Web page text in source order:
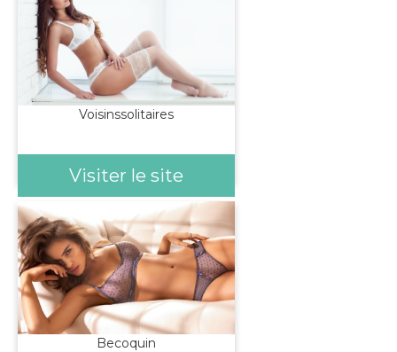
Voisinssolitaires
Visiter le site
Becoquin